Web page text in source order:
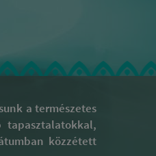
a természetes
tapasztalatokkal,
közzétett